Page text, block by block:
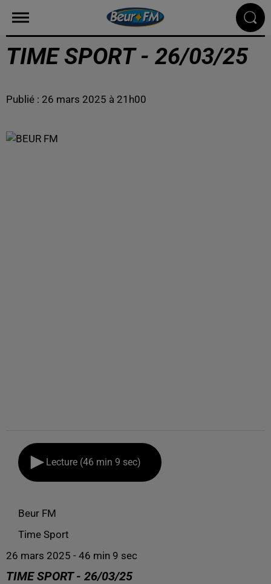
TIME SPORT - 26/03/25
Publié : 26 mars 2025 à 21h00
Lecture (46 min 9 sec)
Beur FM
Time Sport
26 mars 2025 - 46 min 9 sec
TIME SPORT - 26/03/25